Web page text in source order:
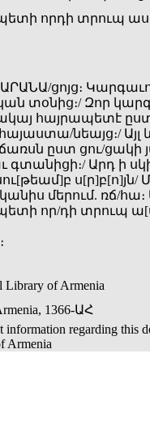
որդի տրուպ
ցոյց։
տօնից։/ Զոր
հայրապետէ
նեայց։/ Այլ
ըստ ցու/ցակի
գտանիցի։/ Արդ ի
ս[ր]բ[ո]յն/
մերում. ռճ/
որ/դի տրուպ
Library of Armenia
1366-ԱՀ
regarding this
Armenia